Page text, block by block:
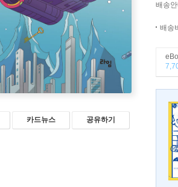
카드뉴스 공유하기
배송안
배송